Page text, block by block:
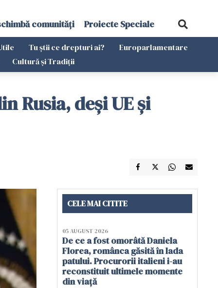
comunități Proiecte Speciale
Tu știi ce drepturi ai?
Europarlamentare
Cultură și Tradiții
Rusia, deşi UE și
CELE MAI CITITE
05 AUGUST 2026
De ce a fost omorâtă Daniela
Florea, românca găsită în lada
patului. Procurorii italieni i-au
reconstituit ultimele momente
din viață